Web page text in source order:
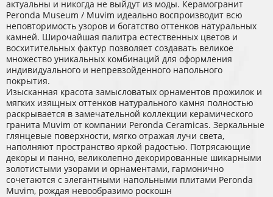
актуальны и никогда не выйдут из моды. Керамогранит
Peronda Museum / Muvim идеально воспроизводит всю
неповторимость узоров и богатство оттенков натуральных
камней. Широчайшая палитра естественных цветов и
восхитительных фактур позволяет создавать великое
множество уникальных комбинаций для оформления
индивидуального и непревзойденного напольного
покрытия.
Изысканная красота замысловатых орнаментов прожилок и
мягких изящных оттенков натурального камня полностью
раскрывается в замечательной коллекции керамического
гранита Muvim от компании Peronda Ceramicas. Зеркальные
глянцевые поверхности, мягко отражая лучи света,
наполняют пространство яркой радостью. Потрясающие
декоры и панно, великолепно декорированные шикарными
золотистыми узорами и орнаментами, гармонично
сочетаются с элегантными напольными плитами Peronda
Muvim, рождая невообразимо роскошн